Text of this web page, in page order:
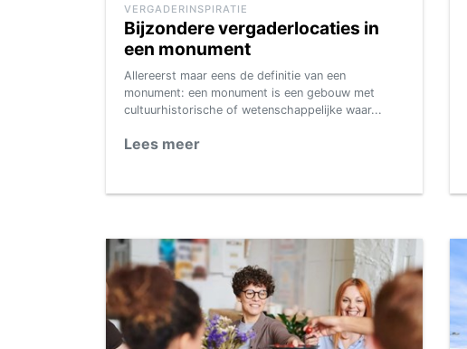
VERGADERINSPIRATIE
Bijzondere vergaderlocaties in
een monument
Allereerst maar eens de definitie van een
monument: een monument is een gebouw met
cultuurhistorische of wetenschappelijke waar...
Lees meer